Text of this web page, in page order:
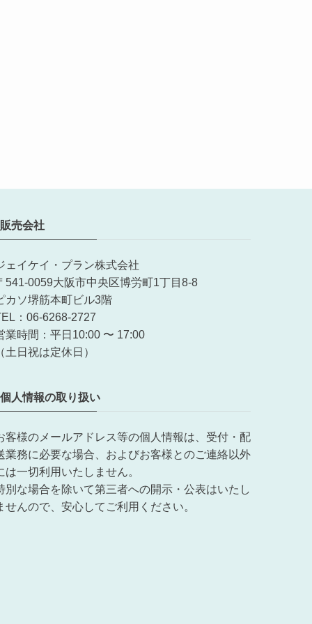
販売会社
ェイケイ・プラン株式会社
541-0059大阪市中央区博労町1丁目8-8
カソ堺筋本町ビル3階
：06-6268-2727
業時間：平日10:00 〜 17:00
（土日祝は定休日）
個人情報の取り扱い
客様のメールアドレス等の個人情報は、受付・配
業務に必要な場合、およびお客様とのご連絡以外
は一切利用いたしません。
別な場合を除いて第三者への開示・公表はいたし
せんので、安心してご利用ください。